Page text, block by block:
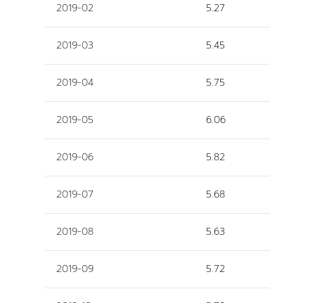
2019-02 5.27
2019-03 5.45
2019-04 5.75
2019-05 6.06
2019-06 5.82
2019-07 5.68
2019-08 5.63
2019-09 5.72